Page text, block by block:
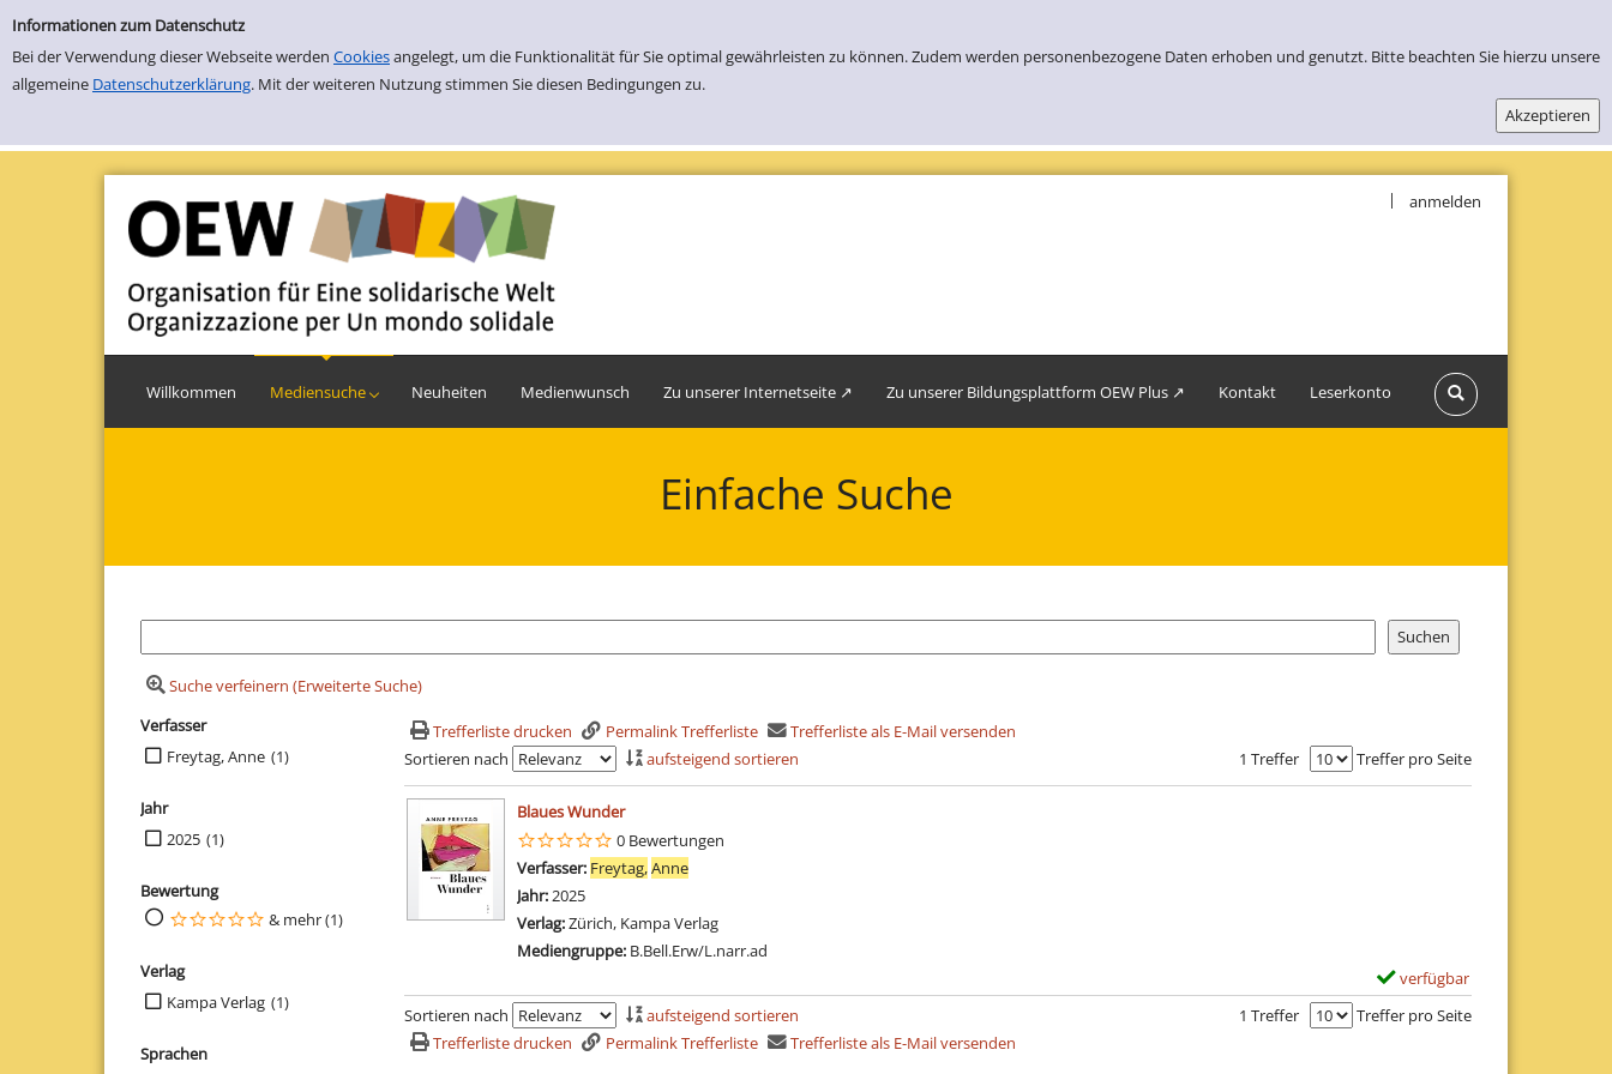
Einfache Suche
Informationen zum Datenschutz
Bei der Verwendung dieser Webseite werden Cookiesangelegt, um die Funktionalität für Sie optimal gewährleisten zu können. Zudem werden personenbezogene Daten erhoben und genutzt. Bitte beachten Sie hierzu unsere
allgemeine Datenschutzerklärung. Mit der weiteren Nutzung stimmen Sie diesen Bedingungen zu.
Zur Trefferliste springen
| anmelden
Willkommen Einfache Suche
Erweiterte Suche
Mediensuche Neuheiten Medienwunsch Zu unserer Internetseite ↗ Zu unserer Bildungsplattform OEW Plus ↗ Kontakt Leserkonto
Einfache Suche
Suche verfeinern (Erweiterte Suche)
Suchfilter
Verfasser
Suche auf Verfasser einschränken
(1)
Freytag, Anne
Jahr
Suche auf Jahr einschränken
(1)
2025
Bewertung
Suche auf Bewertung einschränken
& mehr (1)
Verlag
Suche auf Verlag einschränken
(1)
Kampa Verlag
Sprachen
Trefferliste drucken Permalink Trefferliste
Trefferliste als E-Mail versenden
Sortieren nach
aufsteigend sortieren 1 Treffer Treffer pro Seite
SuchergebnisBlaues Wunder
0 Bewertungen
Verfasser: Freytag,Anne
Jahr:2025
Verlag:Zürich, Kampa Verlag
Mediengruppe: B.Bell.Erw/L.narr.ad
verfügbar
Sortieren nach aufsteigend sortieren 1 Treffer
Treffer pro Seite
Trefferliste drucken
Permalink Trefferliste Trefferliste als E-Mail versenden